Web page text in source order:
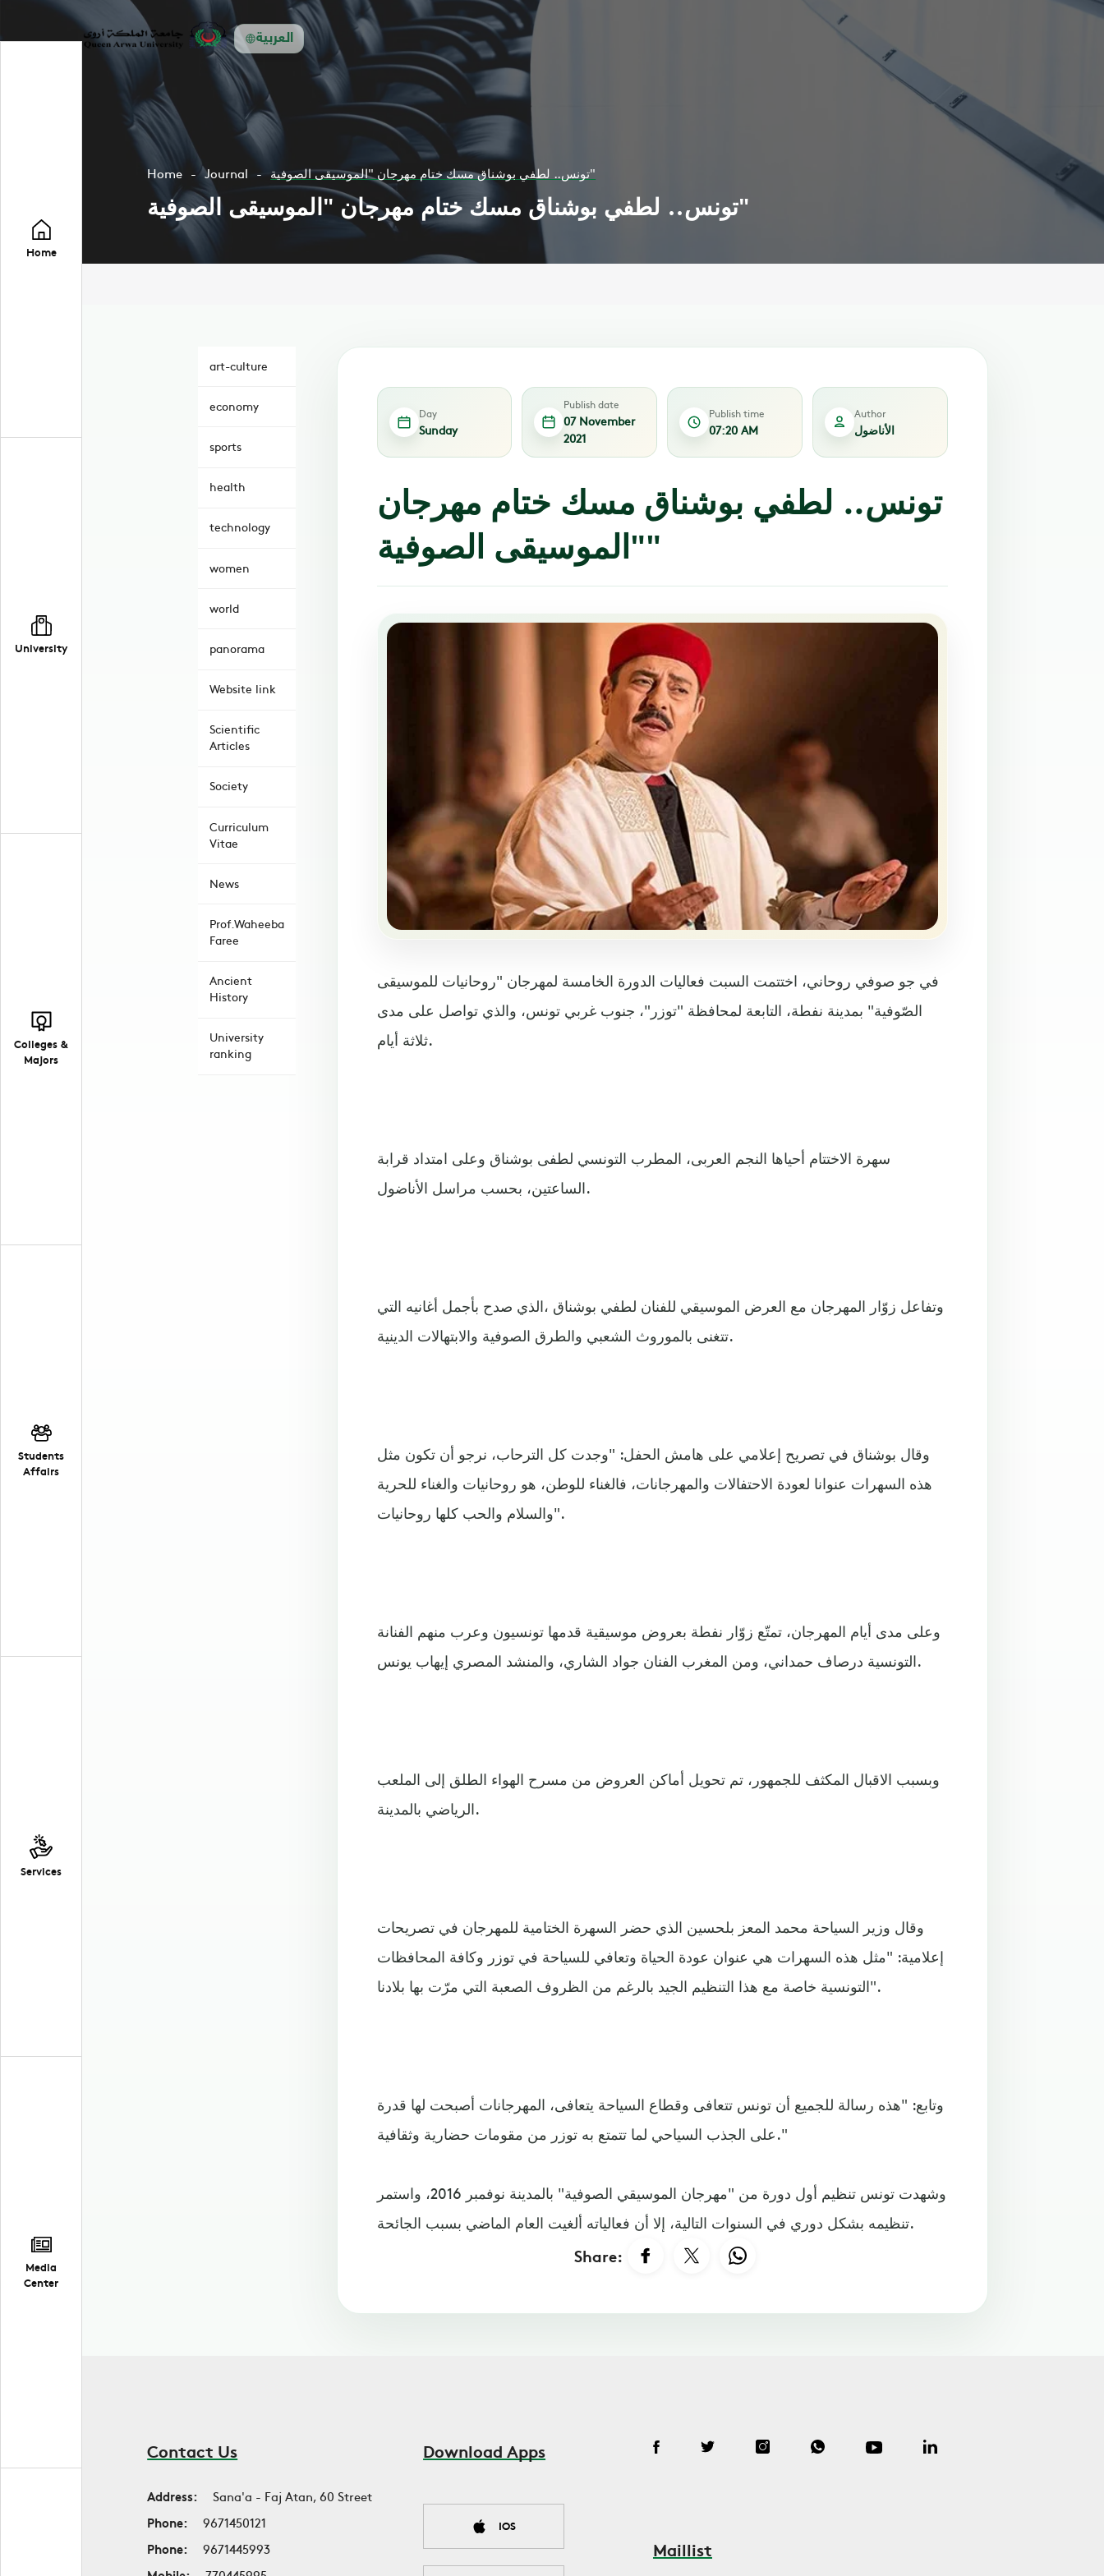
العربية
Home
University
Colleges &
Majors
Students
Affairs
Services
Media
Center
Home Journal تونس.. لطفي بوشناق مسك ختام مهرجان "الموسيقى الصوفية"
تونس.. لطفي بوشناق مسك ختام مهرجان "الموسيقى الصوفية"
art-culture
economy
sports
health
technology
women
world
panorama
Website link
Scientific
Articles
Society
Curriculum
Vitae
News
Prof.Waheeba
Faree
Ancient
History
University
ranking
Day
Sunday
Publish date
07 November
2021
Publish time
07:20 AM
Author
الأناضول
تونس.. لطفي بوشناق مسك ختام مهرجان
"الموسيقى الصوفية"
في جو صوفي روحاني، اختتمت السبت فعاليات الدورة الخامسة لمهرجان "روحانيات للموسيقى
الصّوفية" بمدينة نفطة، التابعة لمحافظة "توزر"، جنوب غربي تونس، والذي تواصل على مدى
ثلاثة أيام.
سهرة الاختتام أحياها النجم العربى، المطرب التونسي لطفى بوشناق وعلى امتداد قرابة
الساعتين، بحسب مراسل الأناضول.
وتفاعل زوّار المهرجان مع العرض الموسيقي للفنان لطفي بوشناق ،الذي صدح بأجمل أغانيه التي
تتغنى بالموروث الشعبي والطرق الصوفية والابتهالات الدينية.
وقال بوشناق في تصريح إعلامي على هامش الحفل: "وجدت كل الترحاب، نرجو أن تكون مثل
هذه السهرات عنوانا لعودة الاحتفالات والمهرجانات، فالغناء للوطن، هو روحانيات والغناء للحرية
والسلام والحب كلها روحانيات".
وعلى مدى أيام المهرجان، تمتّع زوّار نفطة بعروض موسيقية قدمها تونسيون وعرب منهم الفنانة
التونسية درصاف حمداني، ومن المغرب الفنان جواد الشاري، والمنشد المصري إيهاب يونس.
وبسبب الاقبال المكثف للجمهور، تم تحويل أماكن العروض من مسرح الهواء الطلق إلى الملعب
الرياضي بالمدينة.
وقال وزير السياحة محمد المعز بلحسين الذي حضر السهرة الختامية للمهرجان في تصريحات
إعلامية: "مثل هذه السهرات هي عنوان عودة الحياة وتعافي للسياحة في توزر وكافة المحافظات
التونسية خاصة مع هذا التنظيم الجيد بالرغم من الظروف الصعبة التي مرّت بها بلادنا".
وتابع: "هذه رسالة للجميع أن تونس تتعافى وقطاع السياحة يتعافى، المهرجانات أصبحت لها قدرة
على الجذب السياحي لما تتمتع به توزر من مقومات حضارية وثقافية."
وشهدت تونس تنظيم أول دورة من "مهرجان الموسيقي الصوفية" بالمدينة نوفمبر 2016، واستمر
تنظيمه بشكل دوري في السنوات التالية، إلا أن فعالياته ألغيت العام الماضي بسبب الجائحة.
Share:
Contact Us
Address:
Sana'a - Faj Atan, 60 Street
Phone:
9671450121
Phone:
9671445993
Download Apps
IOS
Maillist